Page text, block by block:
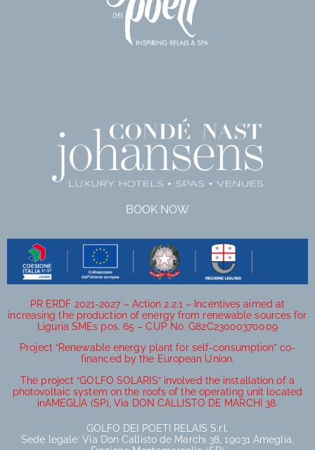
BOOK NOW
PR ERDF 2021-2027 – Action 2.2.1 – Incentives aimed at
increasing the production of energy from renewable sources for
Liguria SMEs pos. 65 – CUP No. G82C23000370009
Project “Renewable energy plant for self-consumption” co-
financed by the European Union.
The project “GOLFO SOLARIS” involved the installation of a
photovoltaic system on the roofs of the operating unit located
inAMEGLIA (SP), Via DON CALLISTO DE MARCHI 38.
GOLFO DEI POETI RELAIS S.r.l.
Sede legale: Via Don Callisto de Marchi 38, 19031 Ameglia,